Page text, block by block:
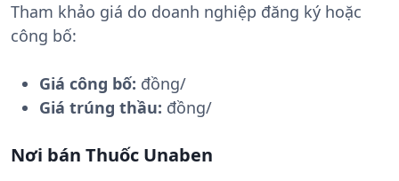
Tham khảo giá do doanh nghiệp đăng ký hoặc
công bố:
Giá công bố: đồng/
Giá trúng thầu: đồng/
Nơi bán Thuốc Unaben